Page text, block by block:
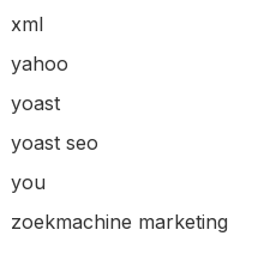
xml
yahoo
yoast
yoast seo
you
zoekmachine marketing